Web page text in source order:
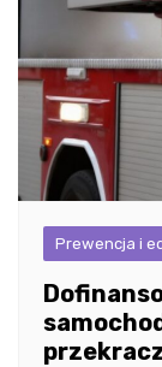
Prewencja i